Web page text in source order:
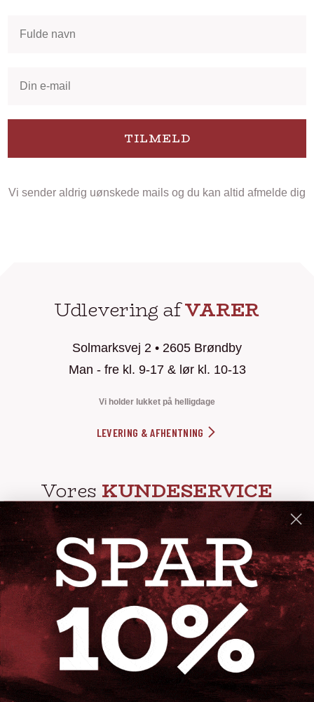
TILMELD
Vi sender aldrig uønskede mails og du kan altid afmelde dig
Udlevering afVARER
Solmarksvej 2 • 2605 Brøndby
Man - fre kl. 9-17 & lør kl. 10-13
Vi holder lukket på helligdage
LEVERING & AFHENTNING
Vores KUNDESERVICE
info@steak-out.dk
+45 53644030
Telefontid: man - fre kl. 10-15
GENVEJE